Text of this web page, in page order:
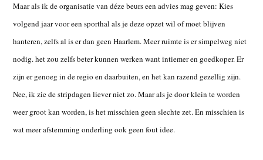
Maar als ik de organisatie van déze beurs een advies mag geven: Kies
volgend jaar voor een sporthal als je deze opzet wil of moet blijven
hanteren, zelfs al is er dan geen Haarlem.Meer ruimte is er simpelweg niet
nodig. het zou zelfs beter kunnen werken want intiemer en goedkoper. Er
zijn er genoeg in de regio en daarbuiten, en het kan razend gezellig zijn.
Nee, ik zie de stripdagen liever niet zo. Maar als je door klein te worden
weer groot kan worden, is het misschien geen slechte zet. En misschien is
wat meer afstemming onderling ook geen fout idee.